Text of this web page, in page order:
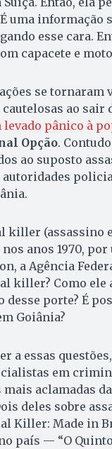
uma informação
esse cara.
capacete e
se tornaram
ao sair
pânico à
Opção.
ao suposto
au­to­ridades
killer (assassino
anos 1970,
a Agência
killer? Como ele
porte? É
Goiânia?
a essas
em
aclamadas
deles sobre
Killer: Made in
país — “O